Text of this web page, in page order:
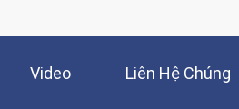
Video Liên Hệ Chúng